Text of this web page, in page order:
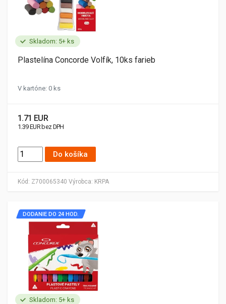
Skladom: 5+ ks
Kód: Z700065340 Výrobca: KRPA
Plastelína Concorde Volfík, 10ks farieb
V kartóne: 0 ks
1.71 EUR
1.39 EUR bez DPH
Do košíka
Skladom: 5+ ks
DODANIE DO 24 HOD.